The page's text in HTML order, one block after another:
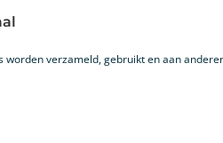
verzameld, gebruikt en aan